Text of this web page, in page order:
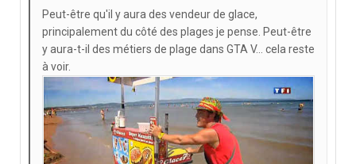
Peut-être qu'il y aura des vendeur de glace,
principalement du côté des plages je pense. Peut-être
y aura-t-il des métiers de plage dans GTA V... cela reste
à voir.